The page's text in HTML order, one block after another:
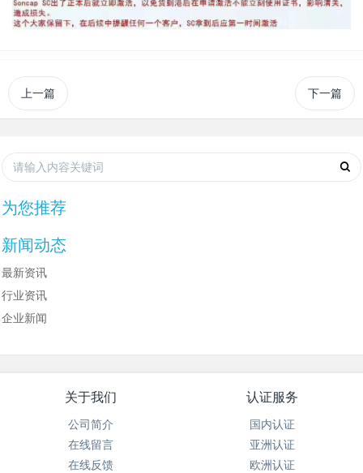
上一篇 下一篇
为您推荐
新闻动态
最新资讯
行业资讯
企业新闻
关于我们
公司简介
在线留言
在线反馈
认证服务
国内认证
亚洲认证
欧洲认证